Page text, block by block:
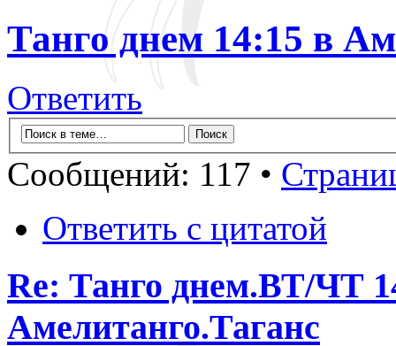
Танго днем 14:15 в
Ответить
Сообщений: 117 •
Ответить с цитатой
Re: Танго днем.ВТ/ЧТ
Амелитанго.Таганс